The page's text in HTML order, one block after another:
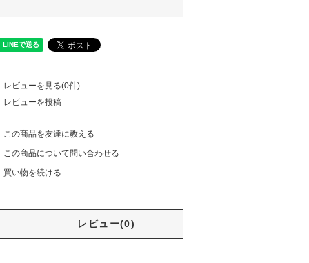
レビューを見る(0件)
レビューを投稿
この商品を友達に教える
この商品について問い合わせる
買い物を続ける
レビュー(0)